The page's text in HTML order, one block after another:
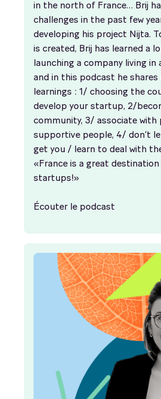
in the north of France… Brij
challenges in the past few
developing his project Nijta.
is created, Brij has learned a
launching a company living
and in this podcast he shares
learnings : 1/ choosing the
develop your startup, 2/
community, 3/ associate with
supportive people, 4/ don’t
get you / learn to deal with
«France is a great
startups!»
Écouter le podcast